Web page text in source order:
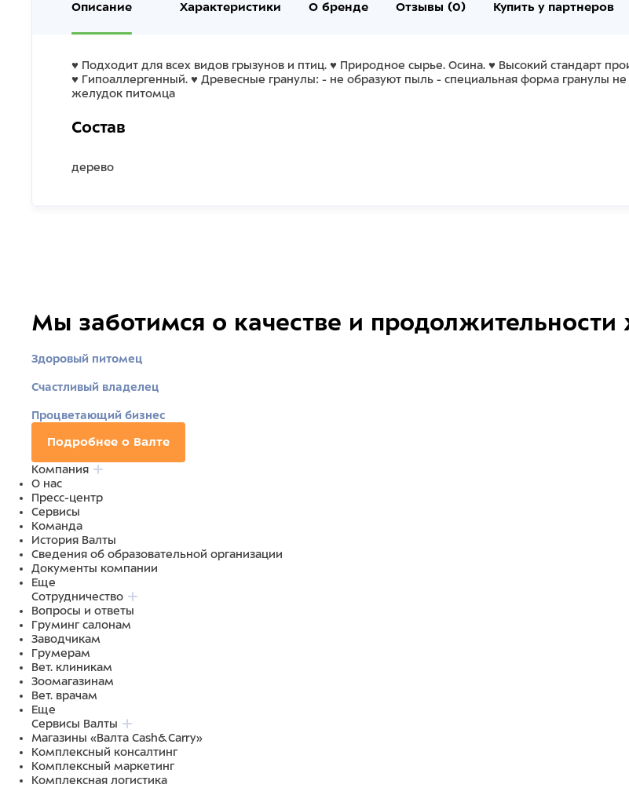
Описание Характеристики О бренде Отзывы (0) Купить у партнеров
♥ Подходит для всех видов грызунов и птиц. ♥ Природное сырье. Осина. ♥ Высокий стандарт
♥ Гипоаллергенный. ♥ Древесные гранулы: - не образуют пыль - специальная форма гранулы
желудок питомца
Состав
дерево
Мы заботимся о качестве и продолжительности
Здоровый питомец
Счастливый владелец
Процветающий бизнес
Подробнее о Валте
Компания
О нас
Пресс-центр
Сервисы
Команда
История Валты
Сведения об образовательной организации
Документы компании
Еще
Сотрудничество
Вопросы и ответы
Груминг салонам
Заводчикам
Грумерам
Вет. клиникам
Зоомагазинам
Вет. врачам
Еще
Сервисы Валты
Магазины «Валта Cash&Carry»
Комплексный консалтинг
Комплексный маркетинг
Комплексная логистика